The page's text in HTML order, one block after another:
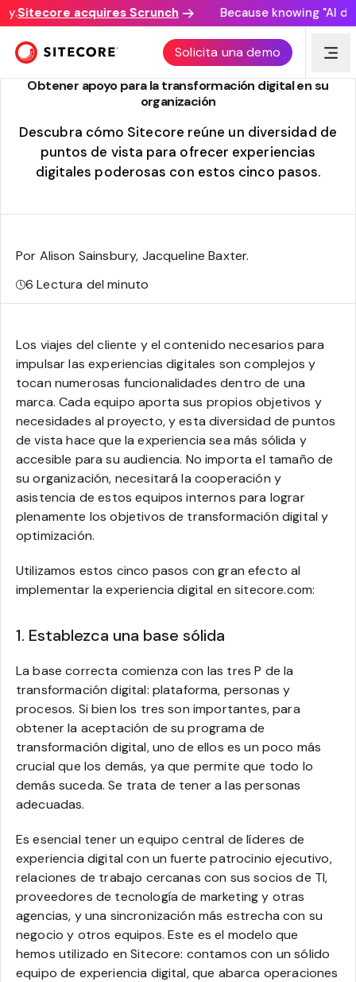
Sitecore acquires Scrunch Because knowing "AI
Solicita una demo
DX: PROCESO
Obtener apoyo para la transformación digital en su
organización
Descubra cómo Sitecore reúne un diversidad de
puntos de vista para ofrecer experiencias
digitales poderosas con estos cinco pasos.
Por Alison Sainsbury, Jacqueline Baxter.
6Lectura del minuto
Los viajes del cliente y el contenido necesarios para
impulsar las experiencias digitales son complejos y
tocan numerosas funcionalidades dentro de una
marca. Cada equipo aporta sus propios objetivos y
necesidades al proyecto, y esta diversidad de puntos
de vista hace que la experiencia sea más sólida y
accesible para su audiencia. No importa el tamaño de
su organización, necesitará la cooperación y
asistencia de estos equipos internos para lograr
plenamente los objetivos de transformación digital y
optimización.
Utilizamos estos cinco pasos con gran efecto al
implementar la experiencia digital en sitecore.com:
1. Establezca una base sólida
La base correcta comienza con las tres P de la
transformación digital: plataforma, personas y
procesos. Si bien los tres son importantes, para
obtener la aceptación de su programa de
transformación digital, uno de ellos es un poco más
crucial que los demás, ya que permite que todo lo
demás suceda. Se trata de tener a las personas
adecuadas.
Es esencial tener un equipo central de líderes de
experiencia digital con un fuerte patrocinio ejecutivo,
relaciones de trabajo cercanas con sus socios de TI,
proveedores de tecnología de marketing y otras
agencias, y una sincronización más estrecha con su
negocio y otros equipos. Este es el modelo que
hemos utilizado en Sitecore: contamos con un sólido
equipo de experiencia digital, que abarca operaciones